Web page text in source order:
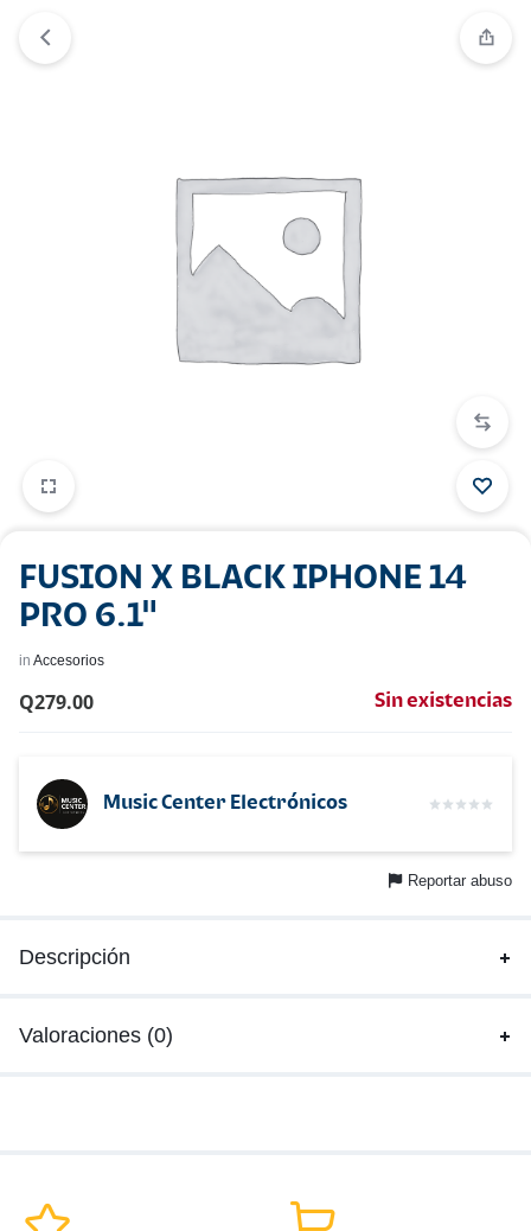
FUSION X BLACK IPHONE 14
PRO 6.1"
in Accesorios
Q279.00 Sin existencias
Music Center Electrónicos
Reportar abuso
Descripción
Valoraciones (0)